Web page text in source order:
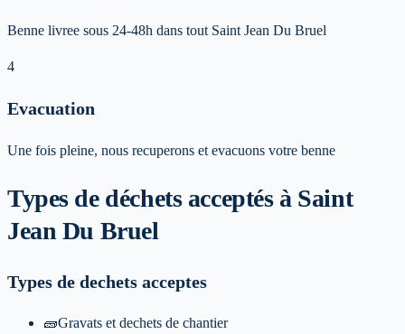
Benne livree sous 24-48h dans tout Saint Jean Du Bruel
4
Evacuation
Une fois pleine, nous recuperons et evacuons votre benne
Types de déchets acceptés à Saint
Jean Du Bruel
Types de dechets acceptes
🧱Gravats et dechets de chantier